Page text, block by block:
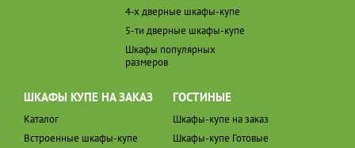
4-х дверные шкафы-купе
5-ти дверные шкафы-купе
Шкафы популярных
размеров
ШКАФЫ КУПЕ НА ЗАКАЗ
Каталог
Встроенные шкафы-купе
ГОСТИНЫЕ
Шкафы-купе на заказ
Шкафы-купе Готовые